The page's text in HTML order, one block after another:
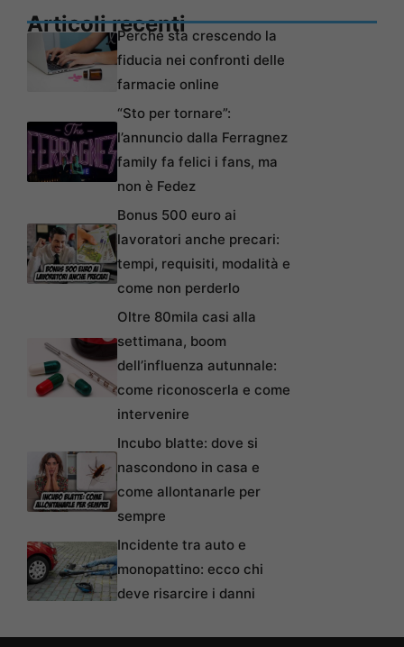
Articoli recentiPerché sta crescendo la
fiducia nei confronti delle
farmacie online
“Sto per tornare”:
l’annuncio dalla Ferragnez
family fa felici i fans, ma
non è Fedez
Bonus 500 euro ai
lavoratori anche precari:
tempi, requisiti, modalità e
come non perderlo
Oltre 80mila casi alla
settimana, boom
dell’influenza autunnale:
come riconoscerla e come
intervenire
Incubo blatte: dove si
nascondono in casa e
come allontanarle per
sempre
Incidente tra auto e
monopattino: ecco chi
deve risarcire i danni